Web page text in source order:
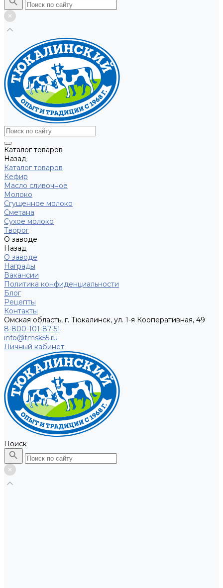
Каталог товаров
Назад
Каталог товаров
Кефир
Масло сливочное
Молоко
Сгущенное молоко
Сметана
Сухое молоко
Творог
О заводе
Назад
О заводе
Награды
Вакансии
Политика конфиденциальности
Блог
Рецепты
Контакты
Омская область, г. Тюкалинск, ул. 1-я Кооперативная, 49
8-800-101-87-51
info@tmsk55.ru
Личный кабинет
Поиск